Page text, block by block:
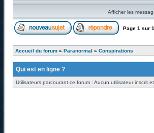
Afficher les
Page 1 sur 1
Accueil du forum » Paranormal » Conspirations
Qui est en ligne ?
Utilisateurs parcourant ce forum : Aucun utilisateur inscrit